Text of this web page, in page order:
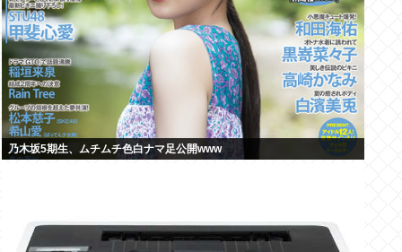
乃木坂5期生、ムチムチ色白ナマ足公開www